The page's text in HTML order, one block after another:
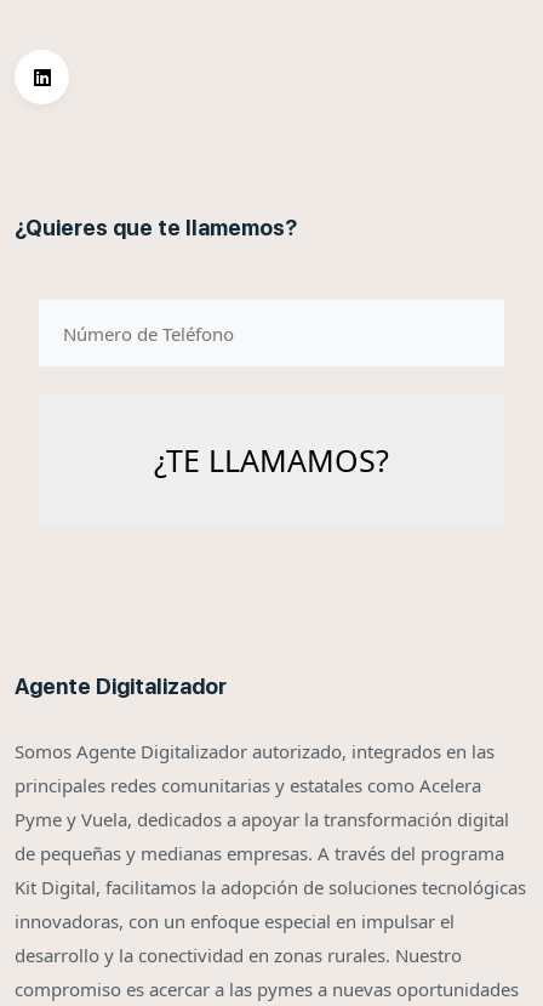
¿Quieres que te llamemos?
Agente Digitalizador
Somos Agente Digitalizador autorizado, integrados en las
principales redes comunitarias y estatales como Acelera
Pyme y Vuela, dedicados a apoyar la transformación digital
de pequeñas y medianas empresas. A través del programa
Kit Digital, facilitamos la adopción de soluciones tecnológicas
innovadoras, con un enfoque especial en impulsar el
desarrollo y la conectividad en zonas rurales. Nuestro
compromiso es acercar a las pymes a nuevas oportunidades